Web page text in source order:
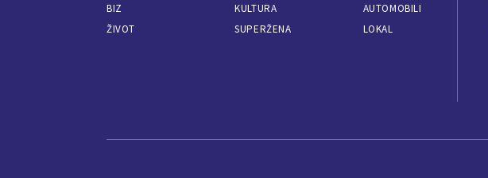
BIZ
ŽIVOT
KULTURA
SUPERŽENA
AUTOMOBILI
LOKAL